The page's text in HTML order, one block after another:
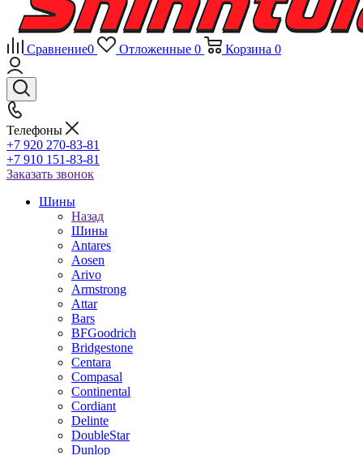
Сравнение0 Отложенные 0 Корзина 0
Телефоны
+7 920 270-83-81
+7 910 151-83-81
Заказать звонок
Шины
Назад
Шины
Antares
Aosen
Arivo
Armstrong
Attar
Bars
BFGoodrich
Bridgestone
Centara
Compasal
Continental
Cordiant
Delinte
DoubleStar
Dunlop